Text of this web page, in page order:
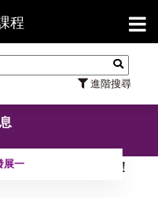
程
進階搜尋
【
展一
課程比較報你知！